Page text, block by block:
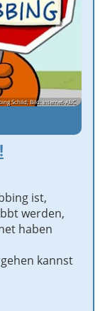
Schild; Bild: Internet-ABC
ist,
werden,
haben
kannst